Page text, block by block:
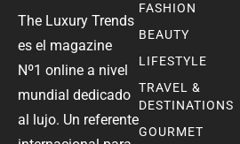
The Luxury Trends
es el magazine
Nº1 online a nivel
mundial dedicado
al lujo. Un referente
FASHION
BEAUTY
LIFESTYLE
TRAVEL &
DESTINATIONS
GOURMET